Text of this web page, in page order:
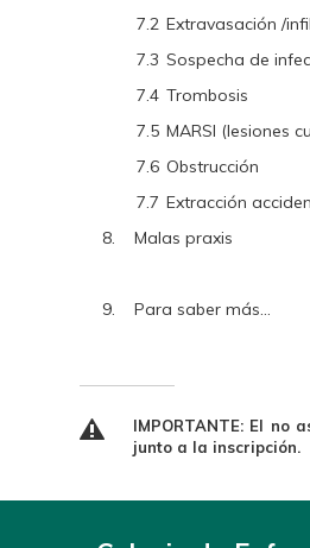
7.2 Extravasación /
7.3 Sospecha de
7.4 Trombosis
7.5 MARSI (lesiones
7.6 Obstrucción
7.7 Extracción
8.
Malas praxis
9. Para saber más…
IMPORTANTE: El
junto a la inscripción.